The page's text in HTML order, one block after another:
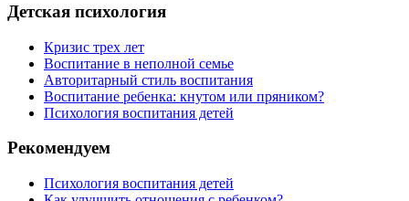
Детская психология
Кризис трех лет
Воспитание в неполной семье
Авторитарный стиль воспитания
Воспитание ребенка: кнутом или пряником?
Психология воспитания детей
Рекомендуем
Психология воспитания детей